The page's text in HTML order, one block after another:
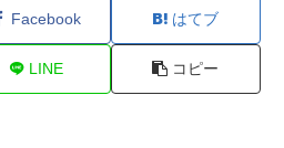
Facebook はてブ
LINE コピー